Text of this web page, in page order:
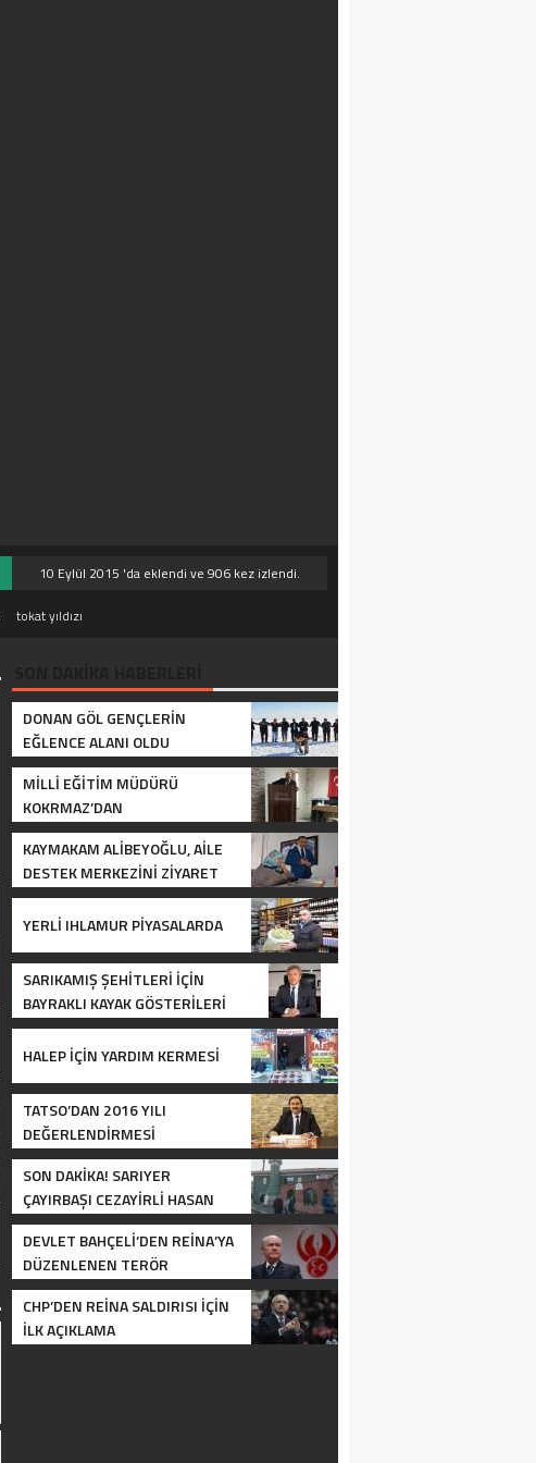
10 Eylül 2015 'da eklendi ve 906 kez izlendi.
tokat yıldızı
DONAN GÖL GENÇLERIN
EĞLENCE ALANI OLDU
MILLI EĞITIM MÜDÜRÜ
KOKRMAZ’DAN
DEĞERLENDIRME TOPLANTISI
KAYMAKAM ALIBEYOĞLU, AILE
DESTEK MERKEZINI ZIYARET
ETTI
YERLI IHLAMUR PIYASALARDA
SARIKAMIŞ ŞEHITLERI IÇIN
BAYRAKLI KAYAK GÖSTERILERI
DÜZENLENECEK
HALEP IÇIN YARDIM KERMESI
TATSO’DAN 2016 YILI
DEĞERLENDIRMESI
SON DAKİKA! SARIYER
ÇAYIRBAŞI CEZAYIRLI HASAN
PAŞA CAMII’NDE SILAHLI
SALDIRI: 2 YARALI
DEVLET BAHÇELI’DEN REINA’YA
DÜZENLENEN TERÖR
SALDIRISINA ILIŞKIN AÇIKLAMA
CHP’DEN REINA SALDIRISI IÇIN
ILK AÇIKLAMA